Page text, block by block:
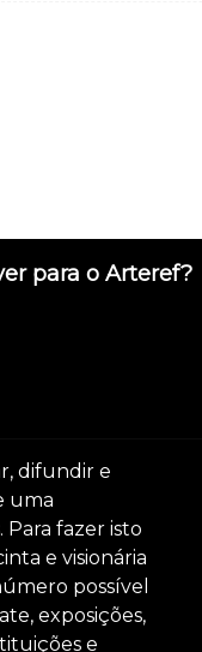
para o Arteref?
difundir e
uma
Para fazer isto
e visionária
possível
exposições,
e